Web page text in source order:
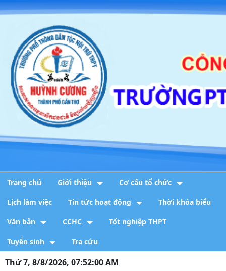
Trang chủ Giới thiệu Cơ cấu tổ chức
Lịch làm việc Tin tức hoạt động Thời khóa biểu
Văn bản CCHC Tốt nghiệp THPT
Tuyển sinh Tra cứu
Thứ 7, 8/8/2026, 07:52:01 AM